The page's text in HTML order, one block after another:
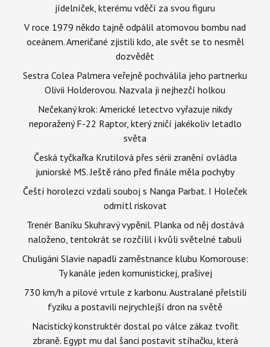
jídelníček, kterému vděčí za svou figuru
V roce 1979 někdo tajně odpálil atomovou bombu nad
oceánem. Američané zjistili kdo, ale svět se to nesměl
dozvědět
Sestra Colea Palmera veřejně pochválila jeho partnerku
Olivii Holderovou. Nazvala ji nejhezčí holkou
Nečekaný krok: Americké letectvo vyřazuje nikdy
neporažený F-22 Raptor, který zničí jakékoliv letadlo
světa
Česká tyčkařka Krutilová přes sérii zranění ovládla
juniorské MS. Ještě ráno před finále měla pochyby
Čeští horolezci vzdali souboj s Nanga Parbat. I Holeček
odmítl riskovat
Trenér Baníku Skuhravý vypěnil. Planka od něj dostává
naloženo, tentokrát se rozčílil i kvůli světelné tabuli
Chuligáni Slavie napadli zaměstnance klubu Komorouse:
Ty kanále jeden komunistickej, prašivej
730 km/h a pilové vrtule z karbonu. Australané přelstili
fyziku a postavili nejrychlejší dron na světě
Nacistický konstruktér dostal po válce zákaz tvořit
zbraně. Egypt mu dal šanci postavit stíhačku, která